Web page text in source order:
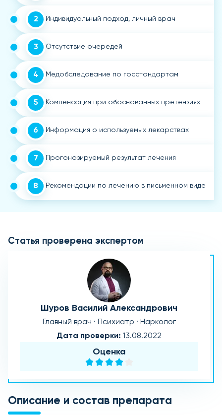
2 Индивидуальный подход, личный врач
3 Отсутствие очередей
4 Медобследование по госстандартам
5 Компенсация при обоснованных претензиях
6 Информация о используемых лекарствах
7 Прогонозируемый результат лечения
8 Рекомендации по лечению в письменном виде
Статья проверена экспертом
Шуров Василий Александрович
Главный врач · Психиатр · Нарколог
Дата проверки: 13.08.2022
Оценка
Описание и состав препарата